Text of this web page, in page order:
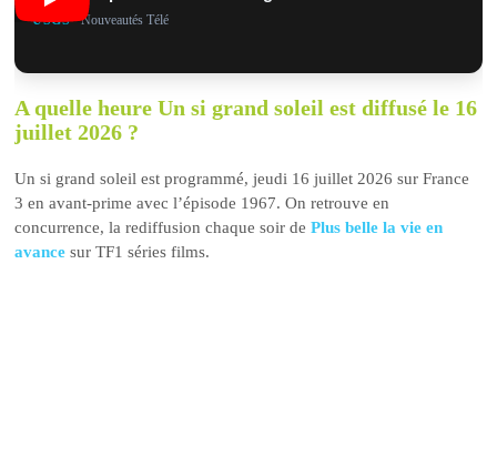
USGS• Nouveautés Télé
A quelle heure Un si grand soleil est diffusé le 16
juillet 2026 ?
Un si grand soleil est programmé, jeudi 16 juillet 2026 sur France
3 en avant-prime avec l’épisode 1967. On retrouve en
concurrence, la rediffusion chaque soir dePlus belle la vie en
avancesur TF1 séries films.